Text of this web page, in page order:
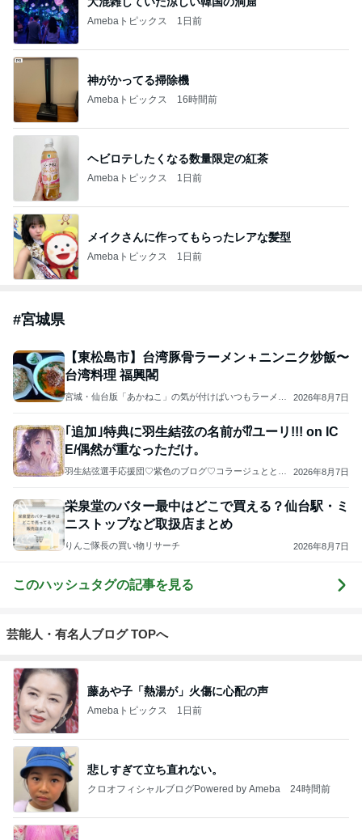
Amebaトピックス 1日前
神がかってる掃除機
Amebaトピックス 16時間前
ヘビロテしたくなる数量限定の紅茶
Amebaトピックス 1日前
メイクさんに作ってもらったレアな髪型
Amebaトピックス 1日前
#宮城県
【東松島市】台湾豚骨ラーメン＋ニンニク炒飯〜
台湾料理 福興閣
宮城・仙台版「あかねこ」の気が付けばいつもラーメ
2026年8月7日
｢追加｣特典に羽生結弦の名前が⁉️ユーリ!!! on IC
E/偶然が重なっただけ。
羽生結弦選手応援団♡紫色のブログ♡コラージュととも
2026年8月7日
栄泉堂のバター最中はどこで買える？仙台駅・ミ
ニストップなど取扱店まとめ
りんご隊長の買い物リサーチ 2026年8月7日
このハッシュタグの記事を見る
芸能人・有名人ブログ TOPへ
藤あや子「熱湯が」火傷に心配の声
Amebaトピックス 1日前
悲しすぎて立ち直れない。
クロオフィシャルブログPowered by Ameba 24時間前